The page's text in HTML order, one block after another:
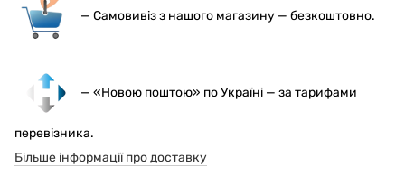
— Самовивіз з нашого магазину — безкоштовно.
— «Новою поштою» по Україні — за тарифами
перевізника.
Більше інформації про доставку